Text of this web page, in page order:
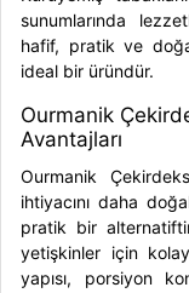
sunumlarında
hafif, pratik ve
ideal bir üründür.
Ourmanik
Avantajları
Ourmanik
ihtiyacını daha
pratik bir
yetişkinler için
yapısı, porsiyon